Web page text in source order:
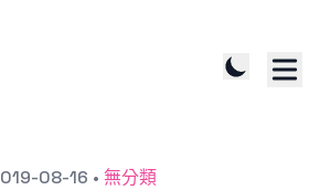
08-16 • 無分類